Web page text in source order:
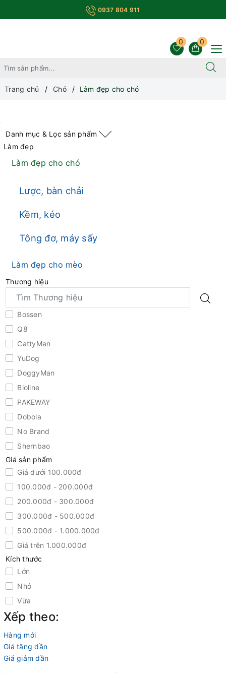
0937 804 911
0
0
Trang chủ Chó Làm đẹp cho chó
Danh mục & Lọc sản phẩm
Làm đẹp
Làm đẹp cho chó
Lược, bàn chải
Kềm, kéo
Tông đơ, máy sấy
Làm đẹp cho mèo
Thương hiệu
Bossen
Q8
CattyMan
YuDog
DoggyMan
Bioline
PAKEWAY
Dobola
No Brand
Shernbao
Giá sản phẩm
Giá dưới 100.000đ
100.000đ - 200.000đ
200.000đ - 300.000đ
300.000đ - 500.000đ
500.000đ - 1.000.000đ
Giá trên 1.000.000đ
Kích thước
Lớn
Nhỏ
Vừa
Xếp theo:
Hàng mới
Giá tăng dần
Giá giảm dần